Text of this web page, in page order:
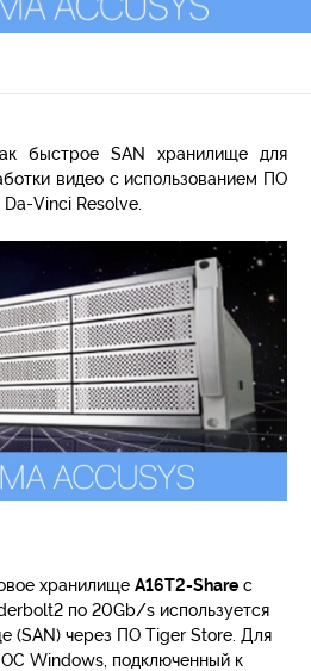
быстрое SAN хранилище для
видео с использованием ПО
Vinci Resolve.
хранилище A16T2-Share с
по 20Gb/s используется
(SAN) через ПО Tiger Store. Для
Windows, подключенный к